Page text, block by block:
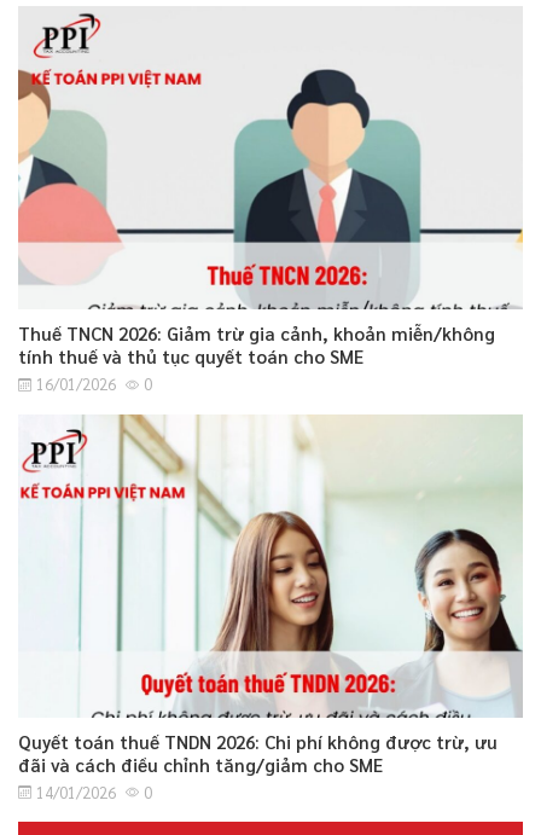
Thuế TNCN 2026: Giảm trừ gia cảnh, khoản miễn/không
tính thuế và thủ tục quyết toán cho SME
16/01/2026 0
Quyết toán thuế TNDN 2026: Chi phí không được trừ, ưu
đãi và cách điều chỉnh tăng/giảm cho SME
14/01/2026 0